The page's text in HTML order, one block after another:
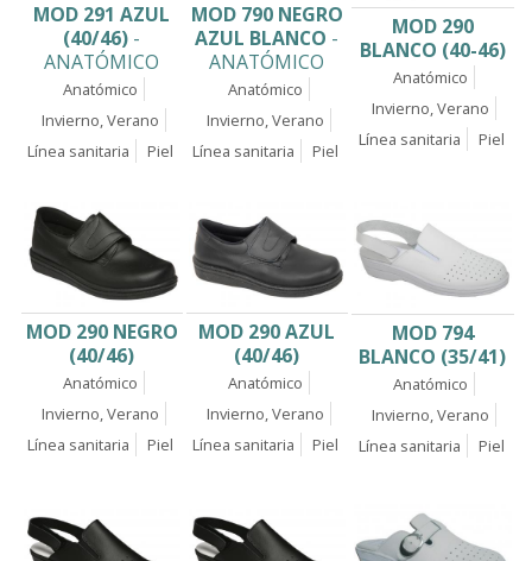
MOD 291 AZUL
(40/46) -
ANATÓMICO
Anatómico
Invierno, Verano
Línea sanitaria
Piel
MOD 790 NEGRO
AZUL BLANCO -
ANATÓMICO
Anatómico
Invierno, Verano
Línea sanitaria
Piel
MOD 290
BLANCO (40-46)
Anatómico
Invierno, Verano
Línea sanitaria
Piel
MOD 290 NEGRO
(40/46)
Anatómico
Invierno, Verano
Línea sanitaria
Piel
MOD 290 AZUL
(40/46)
Anatómico
Invierno, Verano
Línea sanitaria
Piel
MOD 794
BLANCO (35/41)
Anatómico
Invierno, Verano
Línea sanitaria
Piel